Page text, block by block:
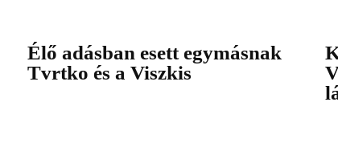
Élő adásban esett egymásnak
Tvrtko és a Viszkis